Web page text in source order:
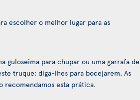
escolher o melhor lugar para as
guloseima para chupar ou uma garrafa de
truque: diga-lhes para bocejarem. As
recomendamos esta prática.